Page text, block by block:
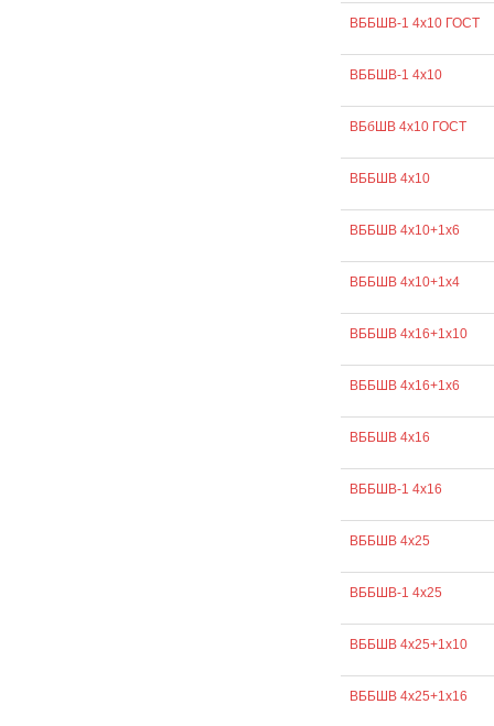
ВББШВ-1 4х10 ГОСТ
ВББШВ-1 4х10
ВБбШВ 4х10 ГОСТ
ВББШВ 4х10
ВББШВ 4х10+1х6
ВББШВ 4х10+1х4
ВББШВ 4х16+1х10
ВББШВ 4х16+1х6
ВББШВ 4х16
ВББШВ-1 4х16
ВББШВ 4х25
ВББШВ-1 4х25
ВББШВ 4х25+1х10
ВББШВ 4х25+1х16